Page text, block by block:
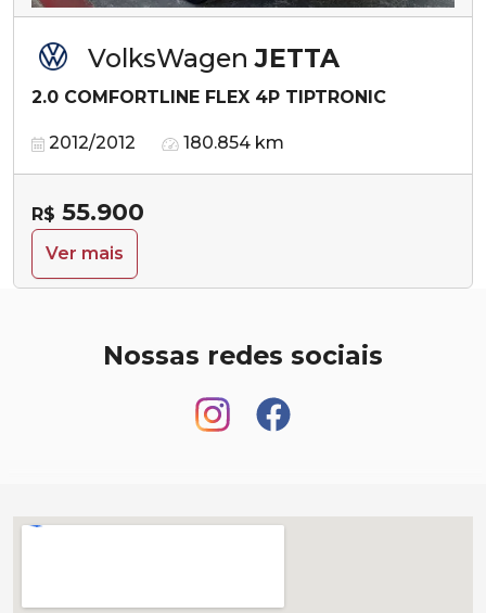
VolksWagenJETTA
2.0 COMFORTLINE FLEX 4P TIPTRONIC
2012/2012 180.854 km
R$ 55.900
Ver mais
Nossas redes sociais